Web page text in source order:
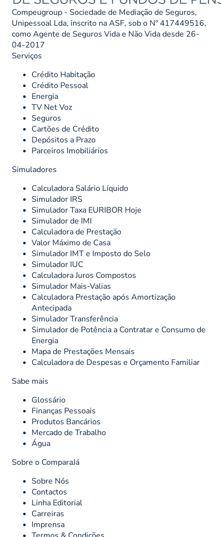
Compeugroup - Sociedade de Mediação de Seguros,
Unipessoal Lda, inscrito na ASF, sob o Nº 417449516,
como Agente de Seguros Vida e Não Vida desde 26-
04-2017
Serviços
Crédito Habitação
Crédito Pessoal
Energia
TV Net Voz
Seguros
Cartões de Crédito
Depósitos a Prazo
Parceiros Imobiliários
Simuladores
Calculadora Salário Líquido
Simulador IRS
Simulador Taxa EURIBOR Hoje
Simulador de IMI
Calculadora de Prestação
Valor Máximo de Casa
Simulador IMT e Imposto do Selo
Simulador IUC
Calculadora Juros Compostos
Simulador Mais-Valias
Calculadora Prestação após Amortização
Antecipada
Simulador Transferência
Simulador de Potência a Contratar e Consumo de
Energia
Mapa de Prestações Mensais
Calculadora de Despesas e Orçamento Familiar
Sabe mais
Glossário
Finanças Pessoais
Produtos Bancários
Mercado de Trabalho
Água
Sobre o ComparaJá
Sobre Nós
Contactos
Linha Editorial
Carreiras
Imprensa